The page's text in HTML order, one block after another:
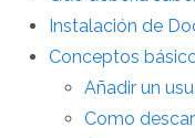
Instalación de
Conceptos
Añadir un
Como